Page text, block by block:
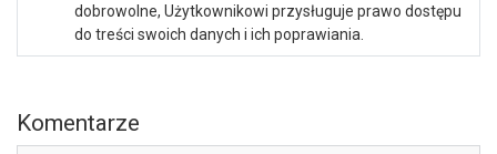
dobrowolne, Użytkownikowi przysługuje prawo dostępu
do treści swoich danych i ich poprawiania.
Komentarze